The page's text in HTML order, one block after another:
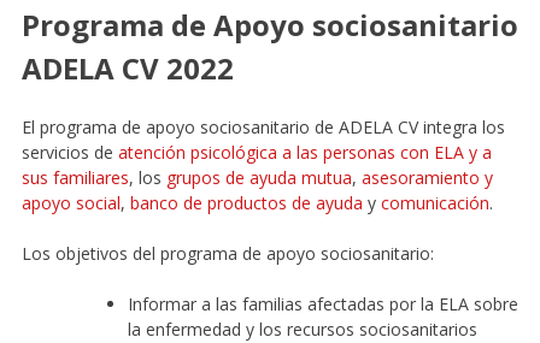
Programa de Apoyo sociosanitario
ADELA CV 2022
El programa de apoyo sociosanitario de ADELA CV integra los
servicios de atención psicológica a las personas con ELA y a
sus familiares, los grupos de ayuda mutua, asesoramiento y
apoyo social, banco de productos de ayuda y comunicación.
Los objetivos del programa de apoyo sociosanitario:
Informar a las familias afectadas por la ELA sobre
la enfermedad y los recursos sociosanitarios